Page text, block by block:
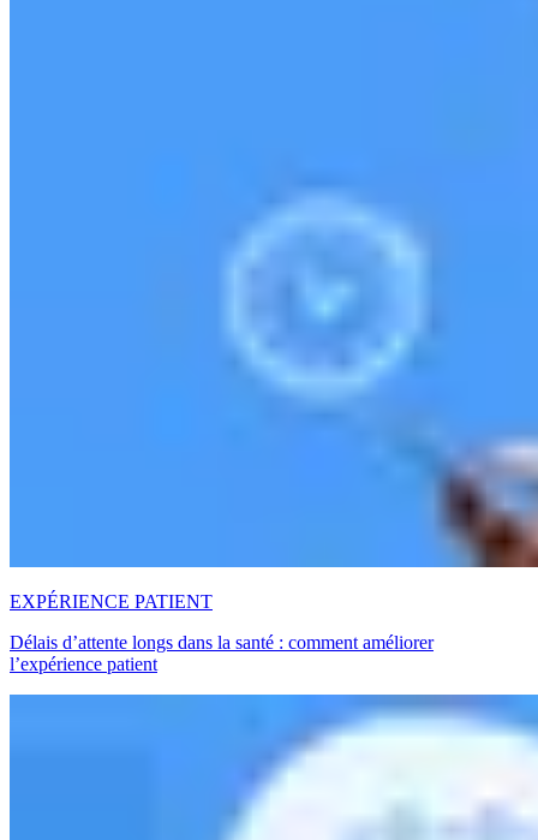
EXPÉRIENCE PATIENT
Délais d’attente longs dans la santé : comment améliorer
l’expérience patient